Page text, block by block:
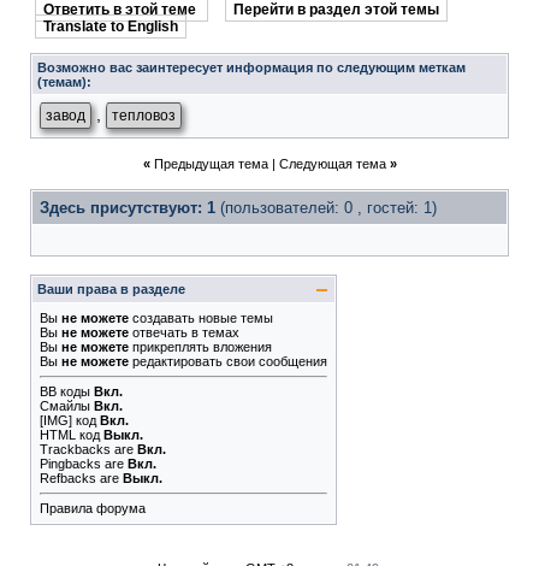
Ответить в этой теме
Перейти в раздел этой темы
Translate to English
Возможно вас заинтересует информация по следующим меткам
(темам):
завод тепловоз
« Предыдущая тема| Следующая тема »
Здесь присутствуют: 1 (пользователей: 0 , гостей: 1)
Ваши права в разделе
Вы не можете создавать новые темы
Вы не можете отвечать в темах
Вы не можете прикреплять вложения
Вы не можете редактировать свои сообщения
BB коды Вкл.
Смайлы Вкл.
[IMG] код Вкл.
HTML код Выкл.
Trackbacks are Вкл.
Pingbacks are Вкл.
Refbacks are Выкл.
Правила форума